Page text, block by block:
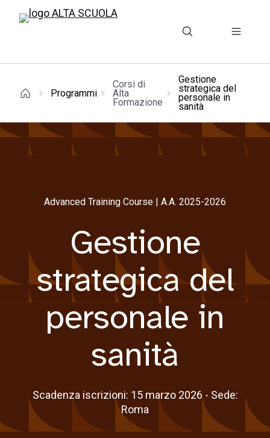
Programmi
Corsi di
Alta
Formazione
Gestione
strategica del
personale in
sanità
Advanced Training Course | A.A. 2025-2026
Gestione
strategica del
personale in
sanità
Scadenza iscrizioni: 15 marzo 2026 - Sede:
Roma